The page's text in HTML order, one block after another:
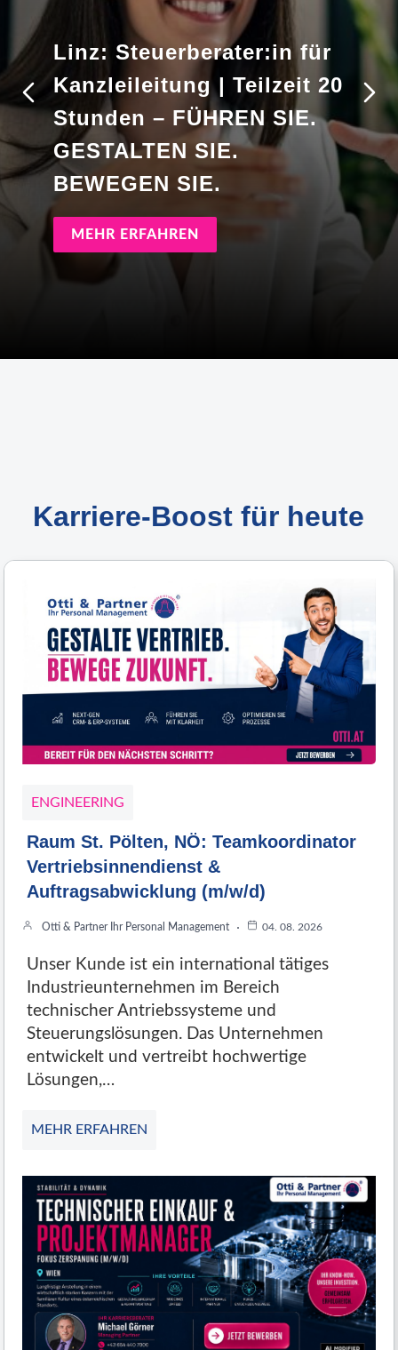
Linz: Steuerberater:in für
Kanzleileitung | Teilzeit 20
Stunden – FÜHREN SIE.
GESTALTEN SIE.
BEWEGEN SIE.
MEHR ERFAHREN
Karriere-Boost für heute
ENGINEERING
Raum St. Pölten, NÖ: Teamkoordinator
Vertriebsinnendienst &
Auftragsabwicklung (m/w/d)
Otti & Partner Ihr Personal Management 04. 08. 2026
Unser Kunde ist ein international tätiges
Industrieunternehmen im Bereich
technischer Antriebssysteme und
Steuerungslösungen. Das Unternehmen
entwickelt und vertreibt hochwertige
Lösungen,…
MEHR ERFAHREN